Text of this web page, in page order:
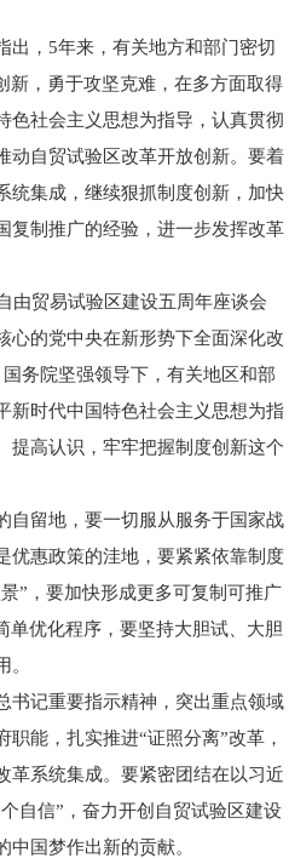
，5年来，有关地方和部门密切
新，勇于攻坚克难，在多方面取得
色社会主义思想为指导，认真贯彻
动自贸试验区改革开放创新。要着
统集成，继续狠抓制度创新，加快
复制推广的经验，进一步发挥改革
贸易试验区建设五周年座谈会
心的党中央在新形势下全面深化改
务院坚强领导下，有关地区和部
新时代中国特色社会主义思想为指
提高认识，牢牢把握制度创新这个
留地，要一切服从服务于国家战
优惠政策的洼地，要紧紧依靠制度
”，要加快形成更多可复制可推广
单优化程序，要坚持大胆试、大胆
记重要指示精神，突出重点领域
能，扎实推进“证照分离”改革，
革系统集成。要紧密团结在以习近
自信”，奋力开创自贸试验区建设
国梦作出新的贡献。